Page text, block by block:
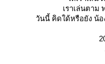
เราเล่นตาม
วันนี้ คิดใด้หรือยัง น้